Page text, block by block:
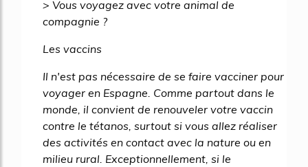
> Vous voyagez avec votre animal de
compagnie ?
Les vaccins
Il n'est pas nécessaire de se faire vacciner pour
voyager en Espagne. Comme partout dans le
monde, il convient de renouveler votre vaccin
contre le tétanos, surtout si vous allez réaliser
des activités en contact avec la nature ou en
milieu rural. Exceptionnellement, si le